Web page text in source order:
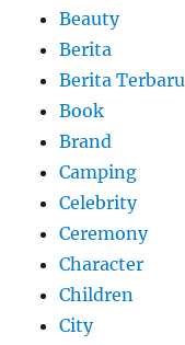
Beauty
Berita
Berita Terbaru
Book
Brand
Camping
Celebrity
Ceremony
Character
Children
City